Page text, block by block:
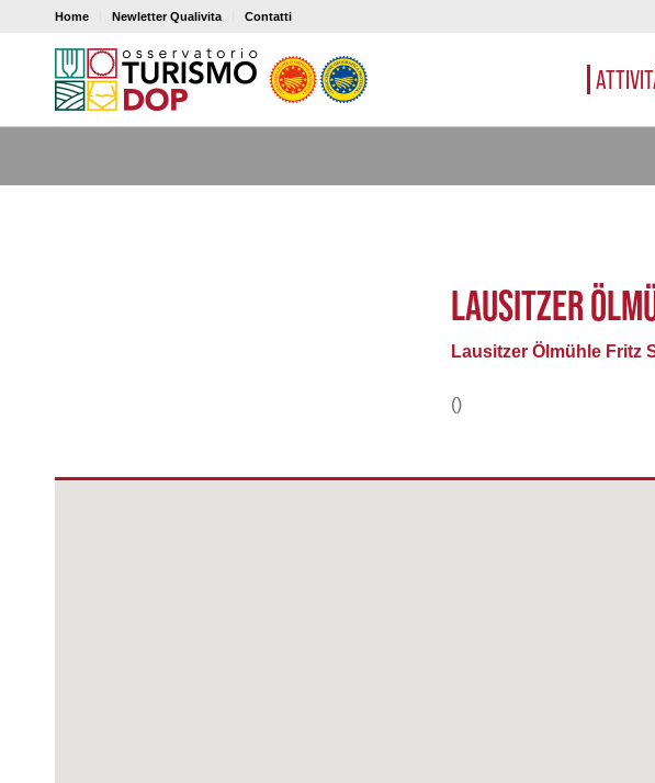
Home Newletter Qualivita Contatti
LAUSITZER
Lausitzer Ölmühle Fritz
()